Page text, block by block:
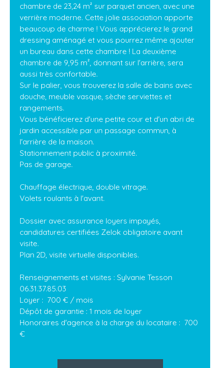
chambre de 23,24 m² sur parquet ancien, avec une
verrière moderne. Cette jolie association apporte
beaucoup de charme ! Vous apprécierez le grand
dressing aménagé et vous pourrez même ajouter
un bureau dans cette chambre ! La deuxième
chambre de 9,95 m², donnant sur l'arrière, sera
aussi très confortable.
Sur le palier, vous trouverez la salle de bains avec
douche, meuble vasque, sèche serviettes et
rangements.
Vous bénéficierez d'une petite cour et d'un abri de
jardin accessible par un passage commun, à
l'arrière de la maison.
Stationnement public à proximité.
Pas de garage.
Chauffage électrique, double vitrage.
Volets roulants à l'avant.
Dossier avec assurance loyers impayés,
candidatures certifiées Zelok obligatoire avant
visite.
Plan 2D, visite virtuelle disponibles.
Renseignements et visites : Sylvanie Tesson
06.31.37.85.03
Loyer : 700 € / mois
Dépôt de garantie : 1 mois de loyer
Honoraires d'agence à la charge du locataire : 700
€